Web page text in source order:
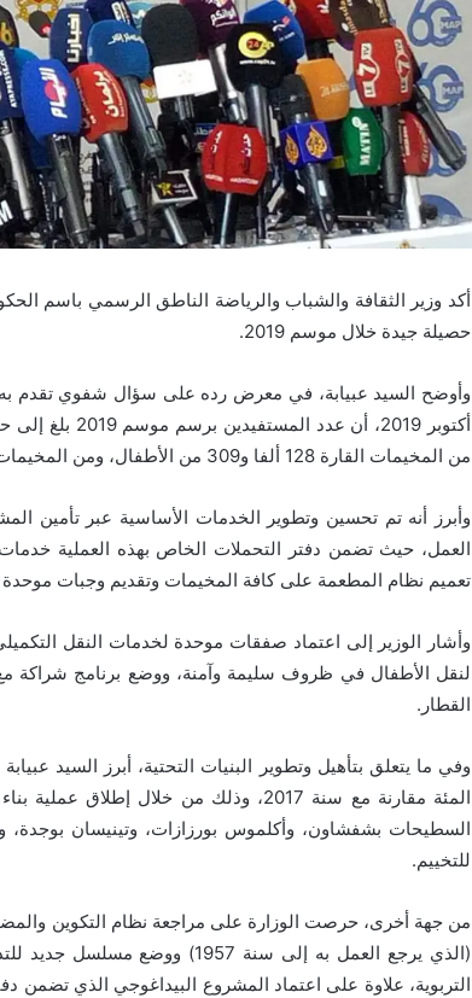
أكد وزير الثقافة والشباب والرياضة الناطق الرسمي باسم
حصيلة جيدة خلال موسم 2019.
من المخيمات القارة 128 ألفا و309 من الأطفال، ومن المخيمات الحضرية 36 ألفا و41 طفلا.
وأبرز أنه تم تحسين وتطوير الخدمات الأساسية عبر تأمين
العمل، حيث تضمن دفتر التحملات الخاص بهذه العملية
تعميم نظام المطعمة على كافة المخيمات وتقديم وجبات
وأشار الوزير إلى اعتماد صفقات موحدة لخدمات النقل
لنقل الأطفال في ظروف سليمة وآمنة، ووضع برنامج شراكة
القطار.
المئة مقارنة مع سنة 2017، وذلك من خلال
للتخييم.
من جهة أخرى، حرصت الوزارة على مراجعة نظام التكوين
(الذي يرجع العمل به إلى سنة
التربوية، علاوة على اعتماد المشروع البيداغوجي الذي